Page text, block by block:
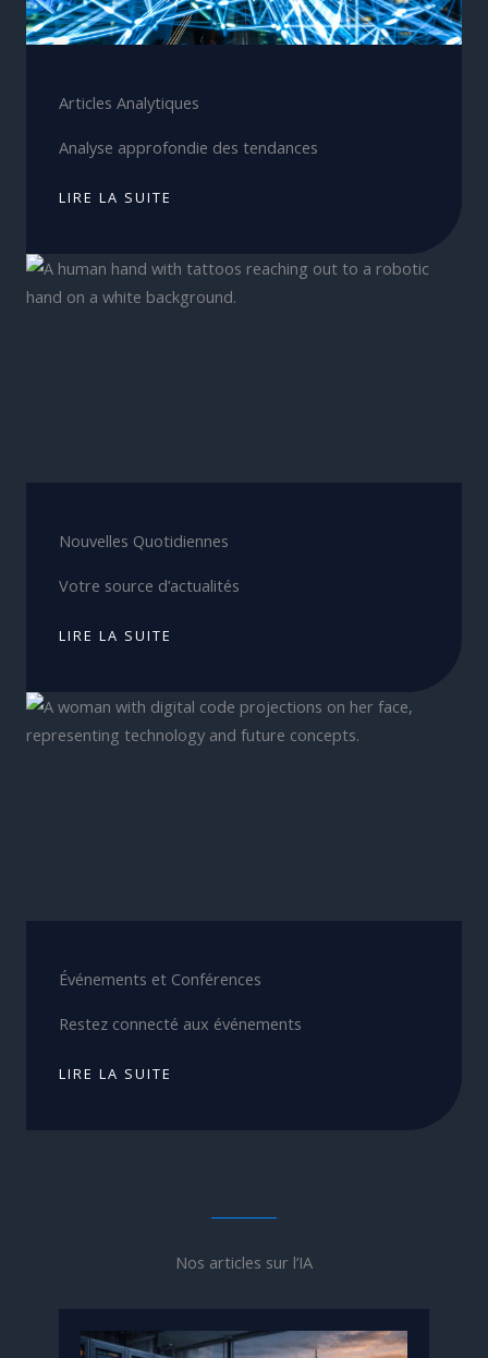
Articles Analytiques
Analyse approfondie des tendances
LIRE LA SUITE
Nouvelles Quotidiennes
Votre source d’actualités
LIRE LA SUITE
Événements et Conférences
Restez connecté aux événements
LIRE LA SUITE
Nos articles sur l’IA